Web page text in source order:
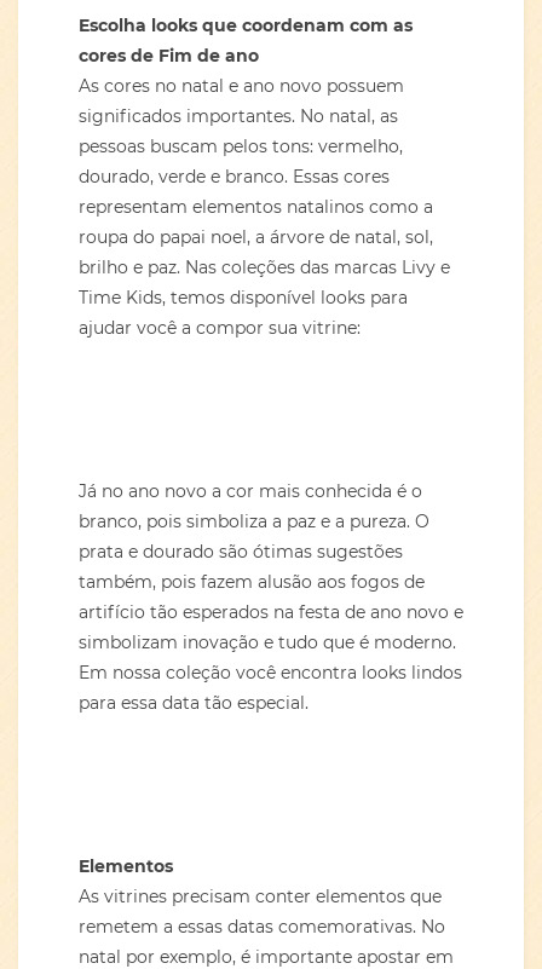
Escolha looks que coordenam com as
cores de Fim de ano
As cores no natal e ano novo possuem
significados importantes. No natal, as
pessoas buscam pelos tons: vermelho,
dourado, verde e branco. Essas cores
representam elementos natalinos como a
roupa do papai noel, a árvore de natal, sol,
brilho e paz. Nas coleções das marcas Livy e
Time Kids, temos disponível looks para
ajudar você a compor sua vitrine:
Já no ano novo a cor mais conhecida é o
branco, pois simboliza a paz e a pureza. O
prata e dourado são ótimas sugestões
também, pois fazem alusão aos fogos de
artifício tão esperados na festa de ano novo e
simbolizam inovação e tudo que é moderno.
Em nossa coleção você encontra looks lindos
para essa data tão especial.
Elementos
As vitrines precisam conter elementos que
remetem a essas datas comemorativas. No
natal por exemplo, é importante apostar em